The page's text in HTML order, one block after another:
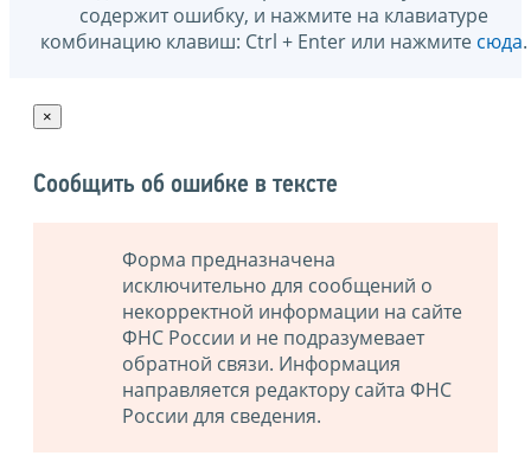
содержит ошибку, и нажмите на клавиатуре
комбинацию клавиш: Ctrl + Enter или нажмите сюда.
×
Сообщить об ошибке в тексте
Форма предназначена
исключительно для сообщений о
некорректной информации на сайте
ФНС России и не подразумевает
обратной связи. Информация
направляется редактору сайта ФНС
России для сведения.